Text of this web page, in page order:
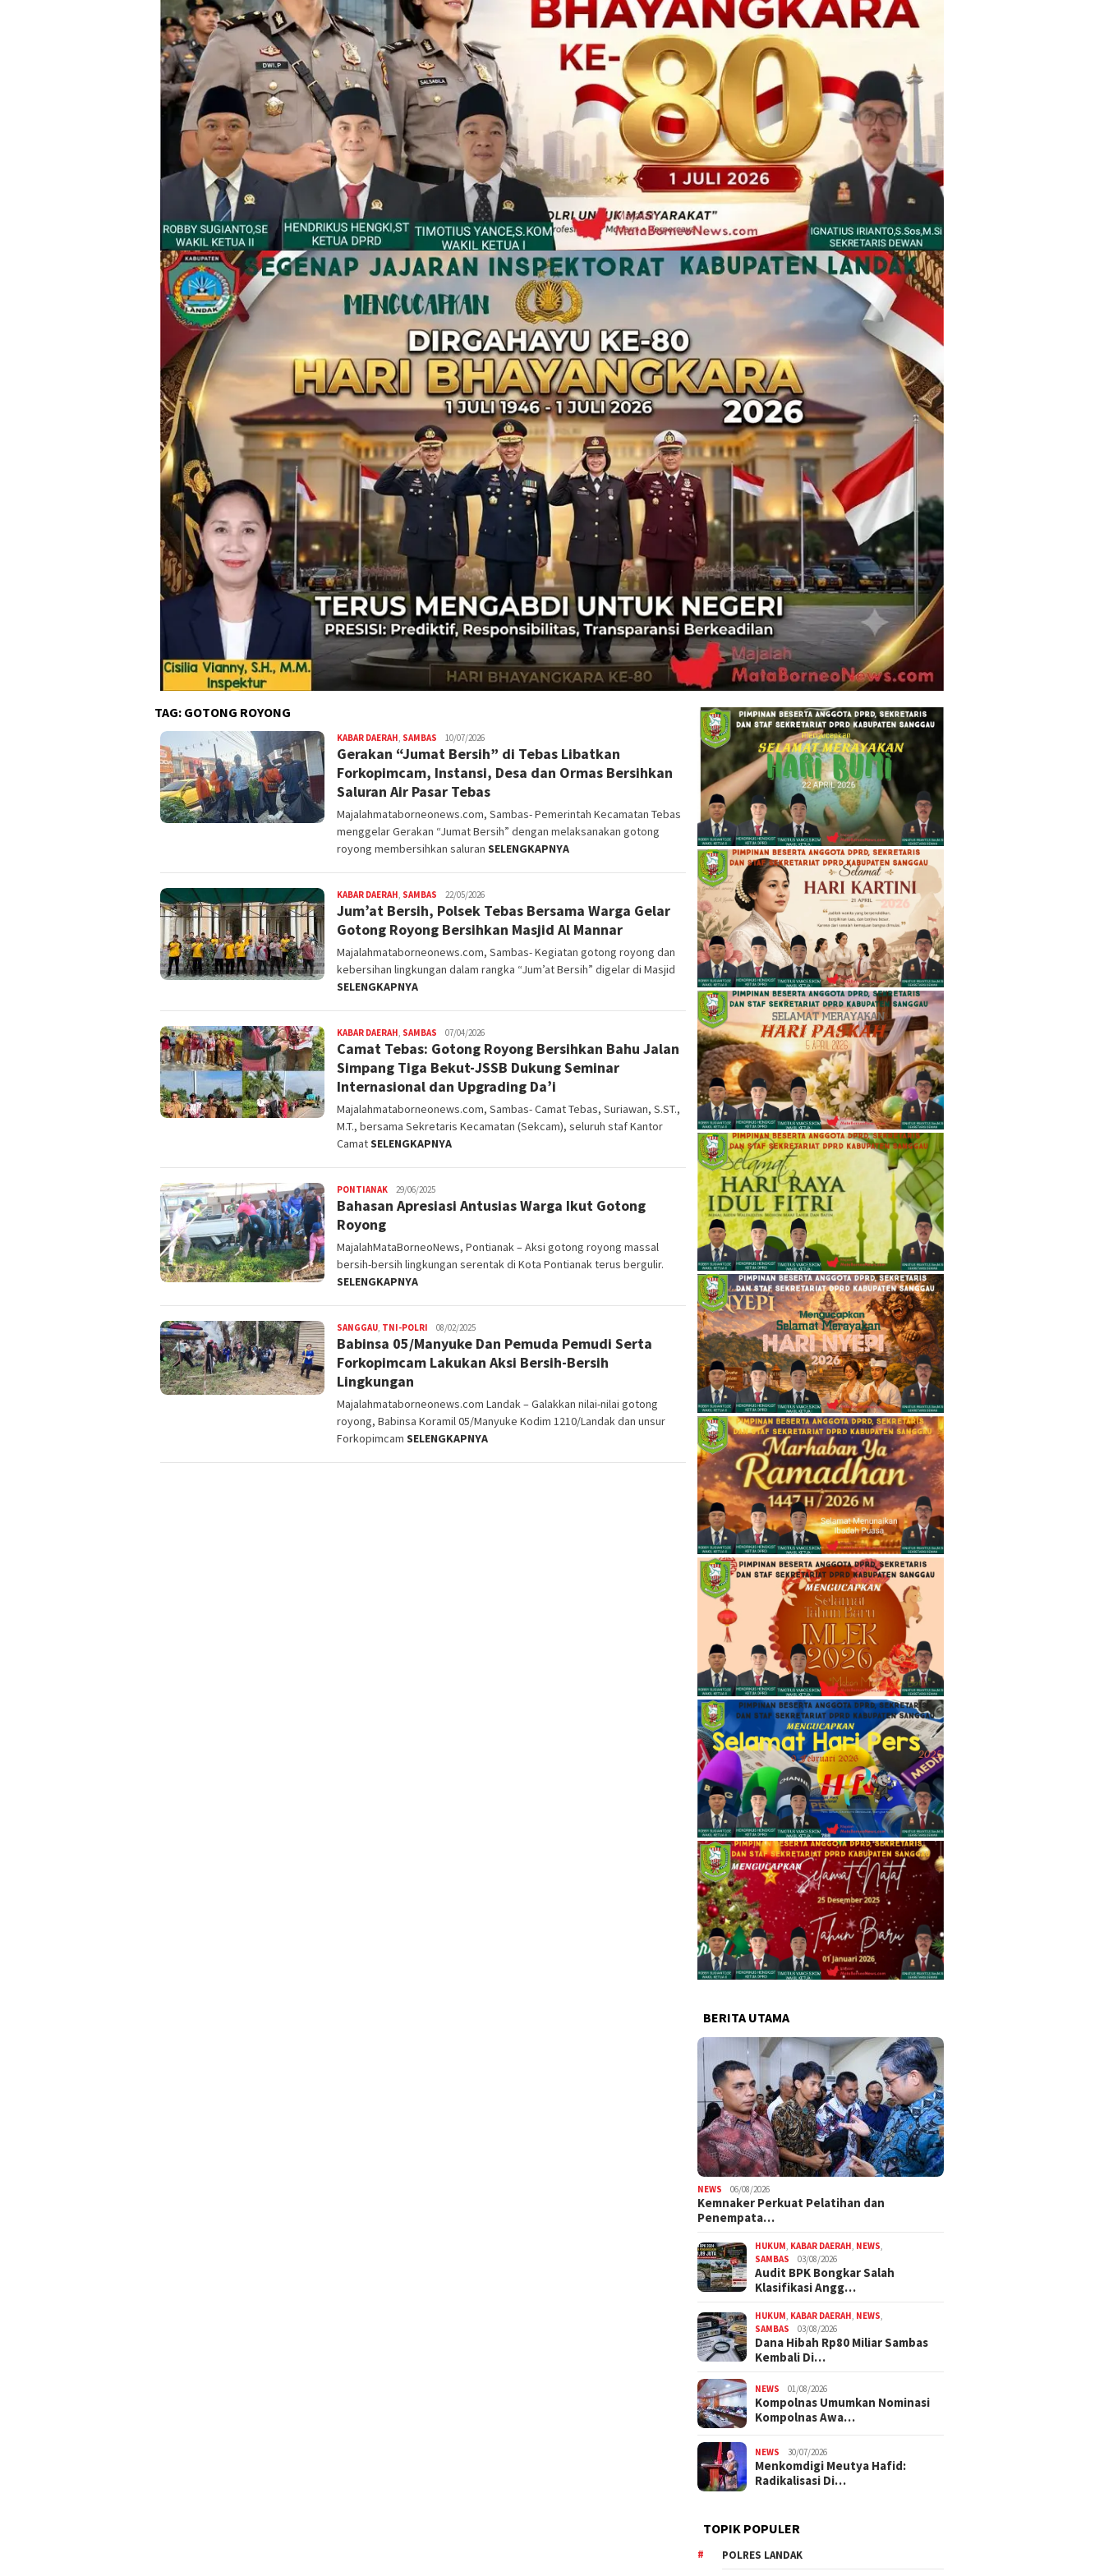
TAG: GOTONG ROYONG
KABAR DAERAH, SAMBAS Nopriyanto
10/07/2026
Gerakan “Jumat Bersih” di Tebas Libatkan
Forkopimcam, Instansi, Desa dan Ormas Bersihkan
Saluran Air Pasar Tebas
Majalahmataborneonews.com, Sambas- Pemerintah Kecamatan Tebas
menggelar Gerakan “Jumat Bersih” dengan melaksanakan gotong
royong membersihkan saluran SELENGKAPNYA
KABAR DAERAH, SAMBAS Nopriyanto
22/05/2026
Jum’at Bersih, Polsek Tebas Bersama Warga Gelar
Gotong Royong Bersihkan Masjid Al Mannar
Majalahmataborneonews.com, Sambas- Kegiatan gotong royong dan
kebersihan lingkungan dalam rangka “Jum’at Bersih” digelar di Masjid
SELENGKAPNYA
KABAR DAERAH, SAMBAS Nopriyanto
07/04/2026
Camat Tebas: Gotong Royong Bersihkan Bahu Jalan
Simpang Tiga Bekut-JSSB Dukung Seminar
Internasional dan Upgrading Da’i
Majalahmataborneonews.com, Sambas- Camat Tebas, Suriawan, S.ST.,
M.T., bersama Sekretaris Kecamatan (Sekcam), seluruh staf Kantor
CamatSELENGKAPNYA
PONTIANAK 29/06/2025
Bahasan Apresiasi Antusias Warga Ikut Gotong
Royong
MajalahMataBorneoNews, Pontianak – Aksi gotong royong massal
bersih-bersih lingkungan serentak di Kota Pontianak terus bergulir.
SELENGKAPNYA
SANGGAU, TNI-POLRI 08/02/2025
Babinsa 05/Manyuke Dan Pemuda Pemudi Serta
Forkopimcam Lakukan Aksi Bersih-Bersih
Lingkungan
Majalahmataborneonews.com Landak – Galakkan nilai-nilai gotong
royong, Babinsa Koramil 05/Manyuke Kodim 1210/Landak dan unsur
Forkopimcam SELENGKAPNYA
BERITA UTAMA
NEWS 06/08/2026
Kemnaker Perkuat Pelatihan dan
Penempata…
HUKUM KABAR DAERAH NEWS
SAMBAS
03/08/2026
Audit BPK Bongkar Salah
Klasifikasi Angg…
HUKUM KABAR DAERAH NEWS
SAMBAS
03/08/2026
Dana Hibah Rp80 Miliar Sambas
Kembali Di…
NEWS 01/08/2026
Kompolnas Umumkan Nominasi
Kompolnas Awa…
NEWS 30/07/2026
Menkomdigi Meutya Hafid:
Radikalisasi Di…
TOPIK POPULER
POLRES LANDAK